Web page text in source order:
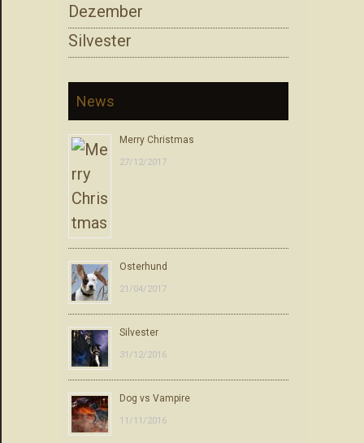
Dezember
Silvester
News
Merry Christmas
27/12/2017
Osterhund
21/04/2017
Silvester
31/12/2016
Dog vs Vampire
11/11/2016